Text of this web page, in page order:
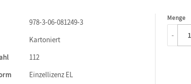
978-3-06-081249-3
Kartoniert
112
Einzellizenz EL
Menge
1
-